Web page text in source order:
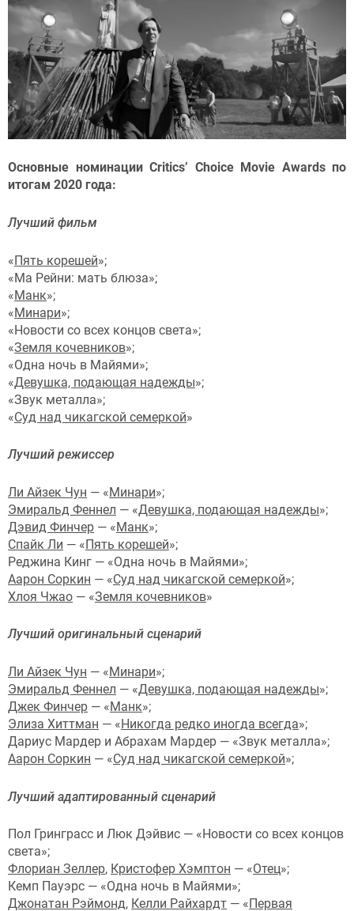
Основные номинации Critics’ Choice Movie Awards по
итогам 2020 года:
Лучший фильм
«Пять корешей»;
«Ма Рейни: мать блюза»;
«Манк»;
«Минари»;
«Новости со всех концов света»;
«Земля кочевников»;
«Одна ночь в Майями»;
«Девушка, подающая надежды»;
«Звук металла»;
«Суд над чикагской семеркой»
Лучший режиссер
Ли Айзек Чун — «Минари»;
Эмиральд Феннел — «Девушка, подающая надежды»;
Дэвид Финчер — «Манк»;
Спайк Ли — «Пять корешей»;
Реджина Кинг — «Одна ночь в Майями»;
Аарон Соркин — «Суд над чикагской семеркой»;
Хлоя Чжао — «Земля кочевников»
Лучший оригинальный сценарий
Ли Айзек Чун — «Минари»;
Эмиральд Феннел — «Девушка, подающая надежды»;
Джек Финчер — «Манк»;
Элиза Хиттман — «Никогда редко иногда всегда»;
Дариус Мардер и Абрахам Мардер — «Звук металла»;
Аарон Соркин — «Суд над чикагской семеркой»;
Лучший адаптированный сценарий
Пол Гринграсс и Люк Дэйвис — «Новости со всех концов
света»;
Флориан Зеллер, Кристофер Хэмптон — «Отец»;
Кемп Пауэрс — «Одна ночь в Майями»;
Джонатан Рэймонд, Келли Райхардт — «Первая